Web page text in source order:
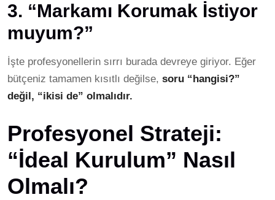
3. “Markamı Korumak İstiyor
muyum?”
İşte profesyonellerin sırrı burada devreye giriyor. Eğer
bütçeniz tamamen kısıtlı değilse, soru “hangisi?”
değil, “ikisi de” olmalıdır.
Profesyonel Strateji:
“İdeal Kurulum” Nasıl
Olmalı?